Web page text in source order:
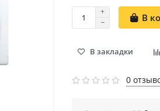
В
В закладки
0